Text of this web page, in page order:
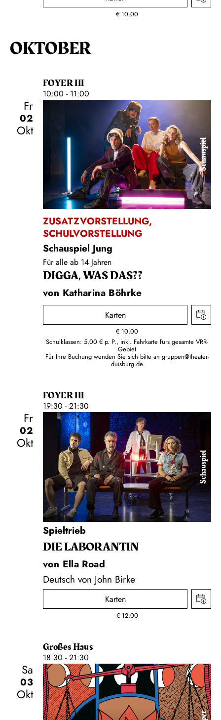
€ 10,00
OKTOBER
FOYER III
10:00 - 11:00
Fr
02
Okt
Schauspiel
ZUSATZVORSTELLUNG,
SCHULVORSTELLUNG
Schauspiel Jung
Für alle ab 14 Jahren
DIGGA, WAS DAS??
von Katharina Böhrke
Karten
€ 10,00
Schulklassen: 5,00 € p. P., inkl. Fahrkarte fürs gesamte VRR-
Gebiet
Für Ihre Buchung wenden Sie sich bitte an gruppen@theater-
duisburg.de
FOYER III
19:30 - 21:30
Fr
02
Okt
Schauspiel
Spieltrieb
DIE LA­BO­RAN­TIN
von Ella Road
Deutsch von John Birke
Karten
€ 12,00
Großes Haus
18:30 - 21:30
Sa
03
Okt